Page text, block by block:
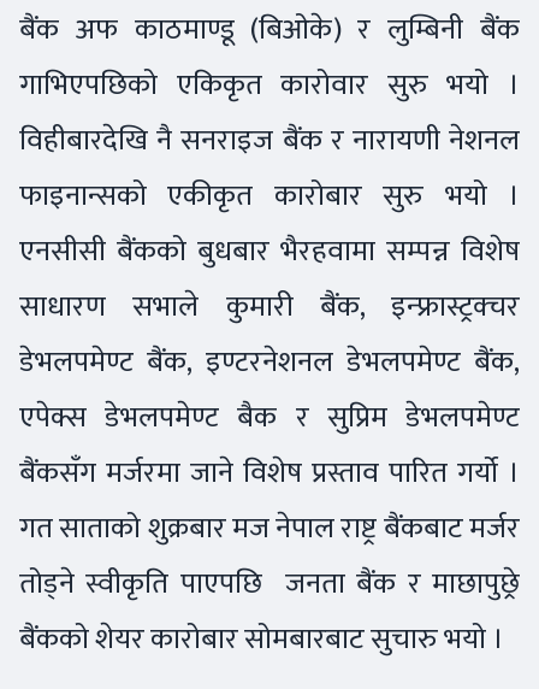
बैंक अफ काठमाण्डू (बिओके) र लुम्बिनी बैंक
गाभिएपछिको एकिकृत कारोवार सुरु भयो ।
विहीबारदेखि नै सनराइज बैंक र नारायणी नेशनल
फाइनान्सको एकीकृत कारोबार सुरु भयो ।
एनसीसी बैंकको बुधबार भैरहवामा सम्पन्न विशेष
साधारण सभाले कुमारी बैंक, इन्फ्रास्ट्रक्चर
डेभलपमेण्ट बैंक, इण्टरनेशनल डेभलपमेण्ट बैंक,
एपेक्स डेभलपमेण्ट बैक र सुप्रिम डेभलपमेण्ट
बैंकसँग मर्जरमा जाने विशेष प्रस्ताव पारित गर्यो ।
गत साताको शुक्रबार मज नेपाल राष्ट्र बैंकबाट मर्जर
तोड्ने स्वीकृति पाएपछि जनता बैंक र माछापुछ्रे
बैंकको शेयर कारोबार सोमबारबाट सुचारु भयो ।